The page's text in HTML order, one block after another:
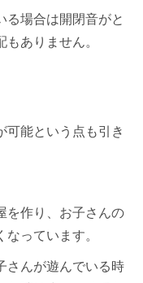
る場合は開閉音がと
ありません。
可能という点も引き
を作り、お子さんの
っています。
さんが遊んでいる時